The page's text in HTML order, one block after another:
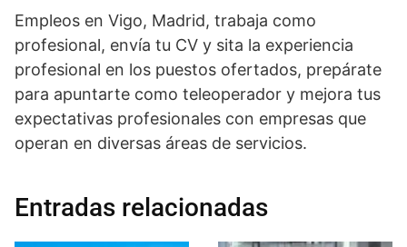
Empleos en Vigo, Madrid, trabaja como
profesional, envía tu CV y sita la experiencia
profesional en los puestos ofertados, prepárate
para apuntarte como teleoperador y mejora tus
expectativas profesionales con empresas que
operan en diversas áreas de servicios.
Entradas relacionadas